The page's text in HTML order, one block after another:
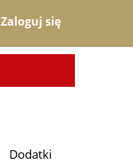
Zaloguj się
Dodatki